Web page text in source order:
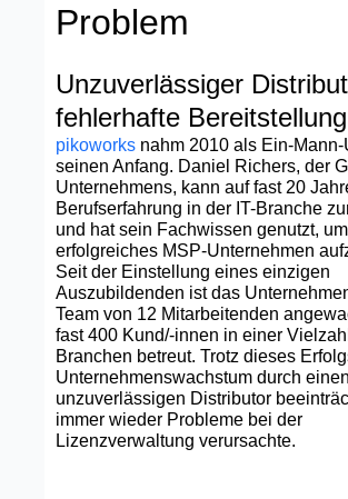
Problem
Unzuverlässiger
fehlerhafte Bereitstellung
pikoworks nahm 2010 als Ein-
seinen Anfang. Daniel Richers, der
Unternehmens, kann auf fast 20
Berufserfahrung in der IT-Branche
und hat sein Fachwissen genutzt,
erfolgreiches MSP-Unternehmen
Seit der Einstellung eines einzigen
Auszubildenden ist das
Team von 12 Mitarbeitenden
fast 400 Kund/-innen in einer
Branchen betreut. Trotz dieses
Unternehmenswachstum durch einen
unzuverlässigen Distributor
immer wieder Probleme bei der
Lizenzverwaltung verursachte.